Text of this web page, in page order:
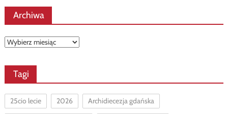
Archiwa
Archiwa
Tagi
25cio lecie 2026 Archidiecezja gdańska